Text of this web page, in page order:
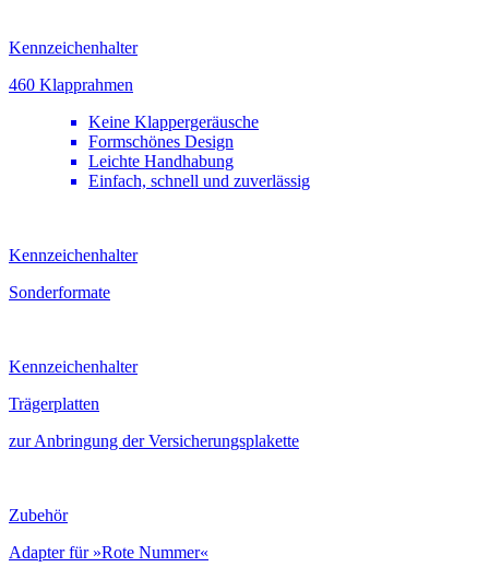
Kennzeichenhalter
460 Klapprahmen
Keine Klappergeräusche
Formschönes Design
Leichte Handhabung
Einfach, schnell und zuverlässig
Kennzeichenhalter
Sonderformate
Kennzeichenhalter
Trägerplatten
zur Anbringung der Versicherungsplakette
Zubehör
Adapter für »Rote Nummer«